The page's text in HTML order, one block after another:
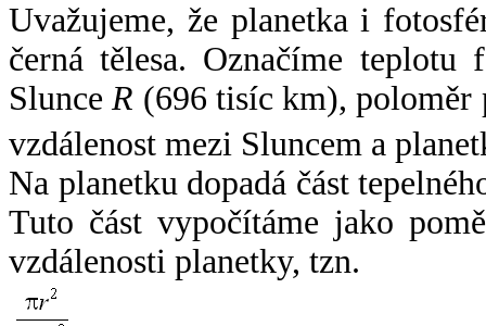
Uvažujeme, že planetka i
černá tělesa. Označíme
SlunceR (696 tisíc km),
vzdálenost mezi Sluncem a
Na planetku dopadá část
Tuto část vypočítáme jako
vzdálenosti planetky, tzn.